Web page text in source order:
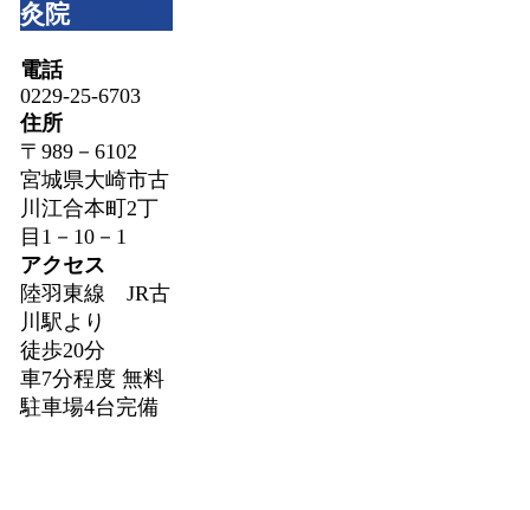
灸院
電話
0229-25-6703
住所
〒989－6102
宮城県大崎市古
川江合本町2丁
目1－10－1
アクセス
陸羽東線 JR古
川駅より
徒歩20分
車7分程度 無料
駐車場4台完備